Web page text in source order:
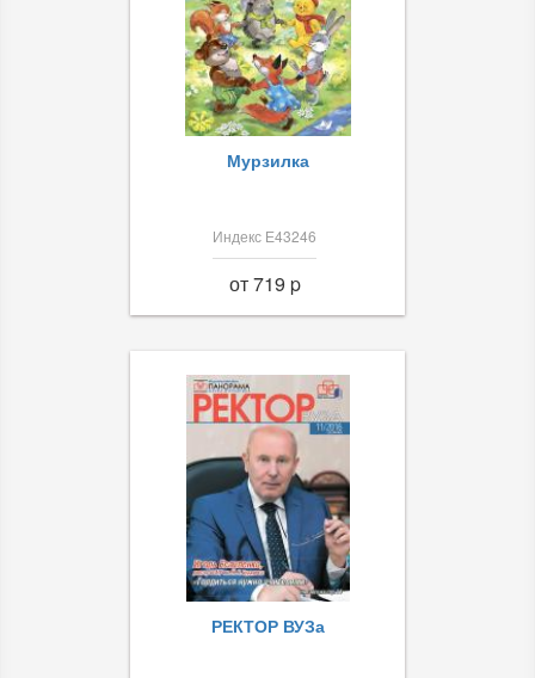
Мурзилка
Индекс Е43246
от 719 p
РЕКТОР ВУЗа